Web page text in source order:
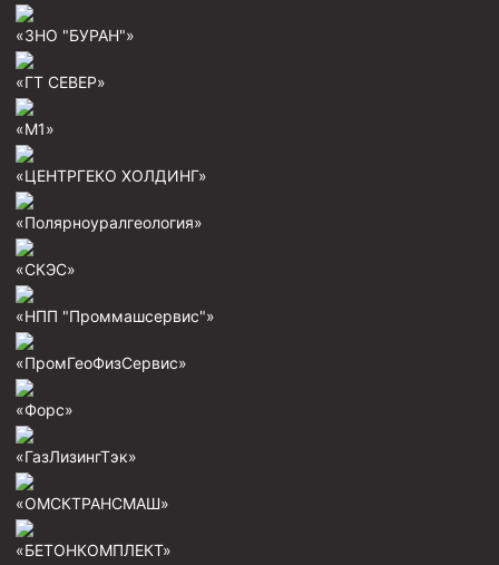
Труболовки
Шламометаллоуловитель ШМУ
заводным зубом
Фрезеры стартово-оконные
Печати свинцовые
Калибраторы расширители
«ЗНО "БУРАН"»
«ГТ СЕВЕР»
«М1»
«ЦЕНТРГЕКО ХОЛДИНГ»
«Полярноуралгеология»
«СКЭС»
«НПП "Проммашсервис"»
«ПромГеоФизСервис»
«Форс»
«ГазЛизингТэк»
«ОМСКТРАНСМАШ»
«БЕТОНКОМПЛЕКТ»